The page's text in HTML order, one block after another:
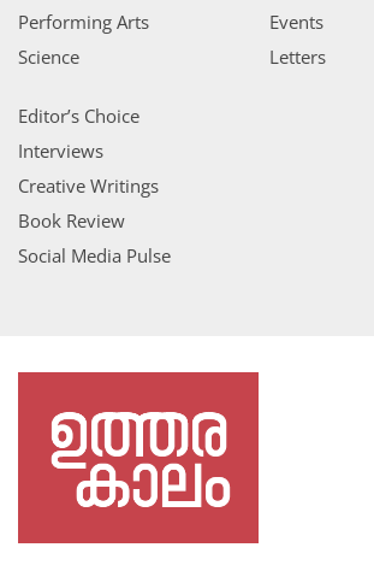
Performing Arts
Science
Events
Letters
Editor’s Choice
Interviews
Creative Writings
Book Review
Social Media Pulse